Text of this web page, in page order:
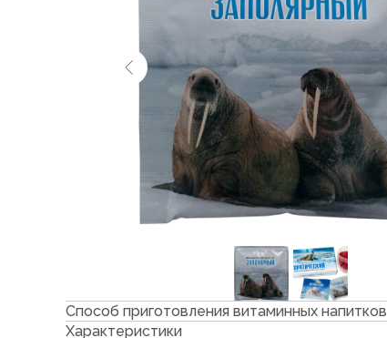
Способ приготовления витаминных напитков
Характеристики